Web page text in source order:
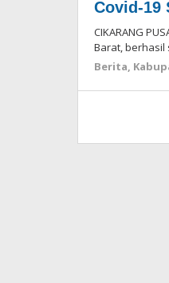
Covid-19
CIKARANG
Barat, berhasil
Berita,